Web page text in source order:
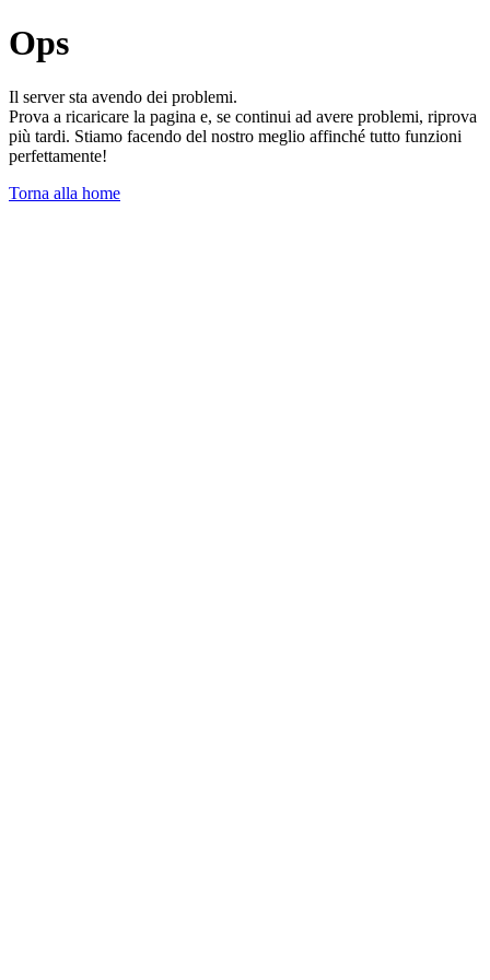
Ops
Il server sta avendo dei problemi.
Prova a ricaricare la pagina e, se continui ad avere problemi, riprova
più tardi. Stiamo facendo del nostro meglio affinché tutto funzioni
perfettamente!
Torna alla home